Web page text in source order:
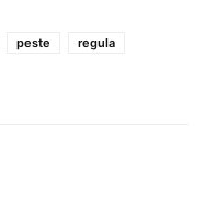
peste
regula